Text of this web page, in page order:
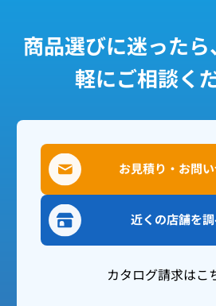
商品選びに迷った
軽にご相談く
お見積り・お問
近くの店舗を
カタログ請求はこ